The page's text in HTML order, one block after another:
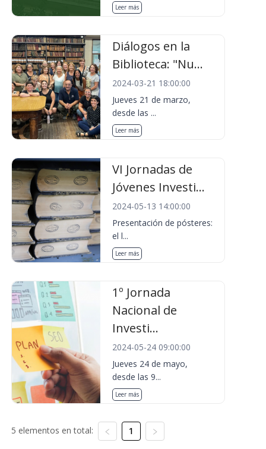
Leer más
Diálogos en la
Biblioteca: "Nu...
2024-03-21 18:00:00
Jueves 21 de marzo,
desde las ...
Leer más
VI Jornadas de
Jóvenes Investi...
2024-05-13 14:00:00
Presentación de pósteres:
el l...
Leer más
1º Jornada
Nacional de
Investi...
2024-05-24 09:00:00
Jueves 24 de mayo,
desde las 9...
Leer más
5 elementos en total: 1